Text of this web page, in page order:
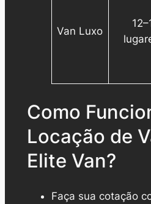
Van Luxo
Como
Locação de
Elite Van?
Faça sua cotação